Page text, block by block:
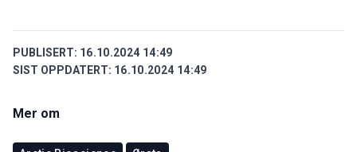
PUBLISERT: 16.10.2024 14:49
SIST OPPDATERT: 16.10.2024 14:49
Mer om